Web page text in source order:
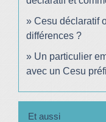
Cesu déclaratif
différences ?
Un particulier
avec un Cesu
Et aussi